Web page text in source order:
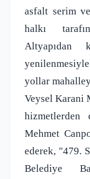
asfalt serim
halkı
Altyapıdan
yollar
Veysel Karani
hizmetlerden
Mehmet
ederek, "479.
Belediye